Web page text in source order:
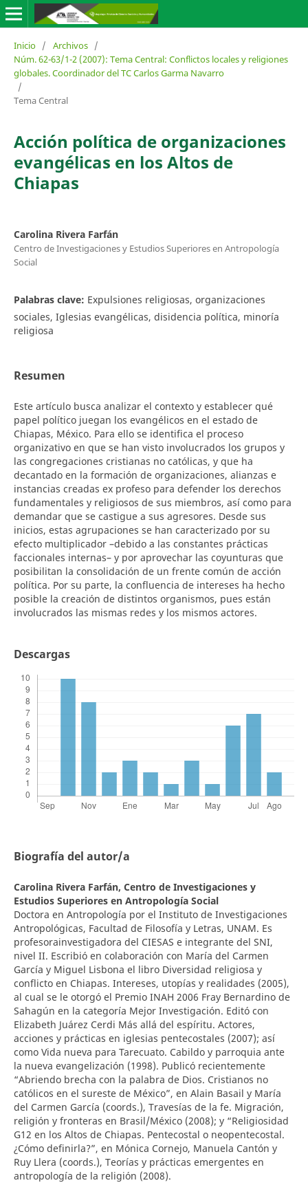
Inicio / Archivos /
Núm. 62-63/1-2 (2007): Tema Central: Conflictos locales y religiones
globales. Coordinador del TC Carlos Garma Navarro
/
Tema Central
Acción política de organizaciones
evangélicas en los Altos de
Chiapas
Carolina Rivera Farfán
Centro de Investigaciones y Estudios Superiores en Antropología
Social
Palabras clave: Expulsiones religiosas, organizaciones
sociales, Iglesias evangélicas, disidencia política, minoría
religiosa
Resumen
Este artículo busca analizar el contexto y establecer qué
papel político juegan los evangélicos en el estado de
Chiapas, México. Para ello se identifica el proceso
organizativo en que se han visto involucrados los grupos y
las congregaciones cristianas no católicas, y que ha
decantado en la formación de organizaciones, alianzas e
instancias creadas ex profeso para defender los derechos
fundamentales y religiosos de sus miembros, así como para
demandar que se castigue a sus agresores. Desde sus
inicios, estas agrupaciones se han caracterizado por su
efecto multiplicador –debido a las constantes prácticas
faccionales internas– y por aprovechar las coyunturas que
posibilitan la consolidación de un frente común de acción
política. Por su parte, la confluencia de intereses ha hecho
posible la creación de distintos organismos, pues están
involucrados las mismas redes y los mismos actores.
Descargas
Biografía del autor/a
Carolina Rivera Farfán, Centro de Investigaciones y
Estudios Superiores en Antropología Social
Doctora en Antropología por el Instituto de Investigaciones
Antropológicas, Facultad de Filosofía y Letras, UNAM. Es
profesorainvestigadora del CIESAS e integrante del SNI,
nivel II. Escribió en colaboración con María del Carmen
García y Miguel Lisbona el libro Diversidad religiosa y
conflicto en Chiapas. Intereses, utopías y realidades (2005),
al cual se le otorgó el Premio INAH 2006 Fray Bernardino de
Sahagún en la categoría Mejor Investigación. Editó con
Elizabeth Juárez Cerdi Más allá del espíritu. Actores,
acciones y prácticas en iglesias pentecostales (2007); así
como Vida nueva para Tarecuato. Cabildo y parroquia ante
la nueva evangelización (1998). Publicó recientemente
“Abriendo brecha con la palabra de Dios. Cristianos no
católicos en el sureste de México”, en Alain Basail y María
del Carmen García (coords.), Travesías de la fe. Migración,
religión y fronteras en Brasil/México (2008); y “Religiosidad
G12 en los Altos de Chiapas. Pentecostal o neopentecostal.
¿Cómo definirla?”, en Mónica Cornejo, Manuela Cantón y
Ruy Llera (coords.), Teorías y prácticas emergentes en
antropología de la religión (2008).